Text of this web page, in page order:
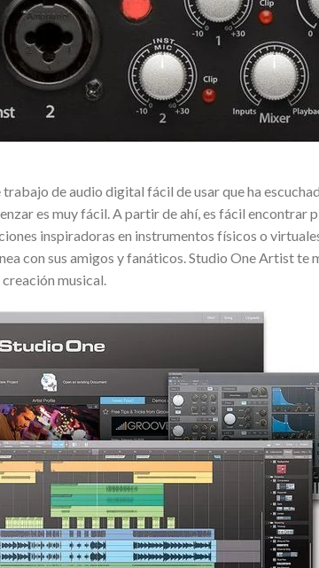
trabajo de audio digital fácil de usar que ha
es muy fácil. A partir de ahí, es fácil encontrar
inspiradoras en instrumentos físicos o
con sus amigos y fanáticos. Studio One Artist te
creación musical.